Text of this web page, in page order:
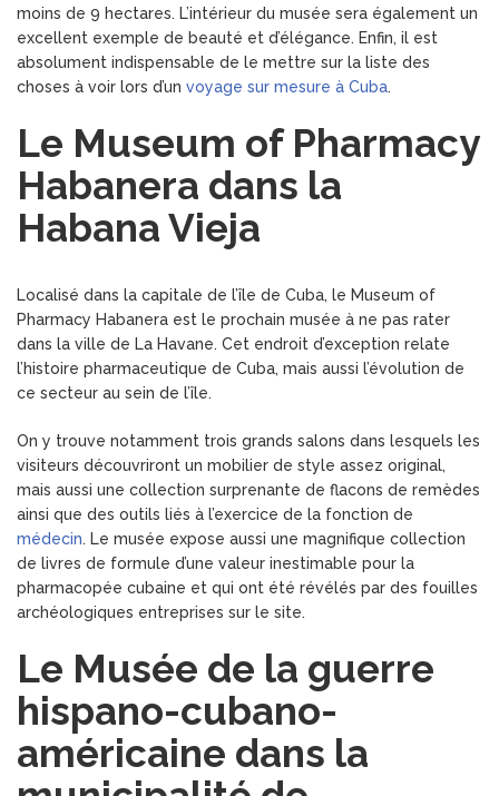
moins de 9 hectares. L’intérieur du musée sera également un
excellent exemple de beauté et d’élégance. Enfin, il est
absolument indispensable de le mettre sur la liste des
choses à voir lors d’un voyage sur mesure à Cuba.
Le Museum of Pharmacy
Habanera dans la
Habana Vieja
Localisé dans la capitale de l’île de Cuba, le Museum of
Pharmacy Habanera est le prochain musée à ne pas rater
dans la ville de La Havane. Cet endroit d’exception relate
l’histoire pharmaceutique de Cuba, mais aussi l’évolution de
ce secteur au sein de l’île.
On y trouve notamment trois grands salons dans lesquels les
visiteurs découvriront un mobilier de style assez original,
mais aussi une collection surprenante de flacons de remèdes
ainsi que des outils liés à l’exercice de la fonction de
médecin. Le musée expose aussi une magnifique collection
de livres de formule d’une valeur inestimable pour la
pharmacopée cubaine et qui ont été révélés par des fouilles
archéologiques entreprises sur le site.
Le Musée de la guerre
hispano-cubano-
américaine dans la